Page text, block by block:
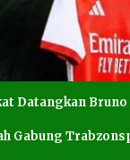
Datangkan Bruno
Gabung